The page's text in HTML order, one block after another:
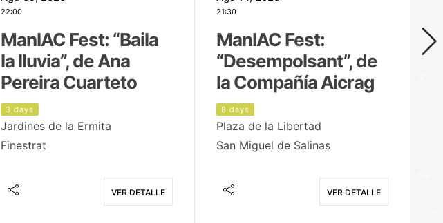
22:00
ManIAC Fest: “Baila
la lluvia”, de Ana
Pereira Cuarteto
3 days
Jardines de la Ermita
Finestrat
VER DETALLE
21:30
ManIAC Fest:
“Desempolsant”, de
la Compañía Aicrag
8 days
Plaza de la Libertad
San Miguel de Salinas
VER DETALLE